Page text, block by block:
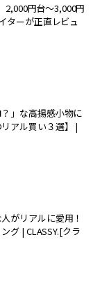
2,000円台〜3,000円
ターが正直レビュ
？」な高揚感小物に
アル買い３選】 |
がリアルに愛用！
グ | CLASSY.[クラ